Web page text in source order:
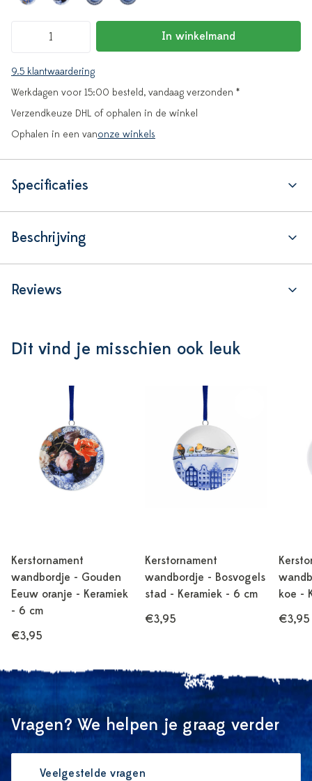
In winkelmand
9.5 klantwaardering
Werkdagen voor 15:00 besteld, vandaag verzonden *
Verzendkeuze DHL of ophalen in de winkel
Ophalen in een vanonze winkels
Specificaties
Beschrijving
Reviews
Dit vind je misschien ook leuk
Kerstornament
wandbordje - Gouden
Eeuw oranje - Keramiek
- 6 cm
€3,95
Kerstornament
wandbordje - Bosvogels
stad - Keramiek - 6 cm
€3,95
koe -
€3,95
Vragen? We helpen je graag verder
Veelgestelde vragen